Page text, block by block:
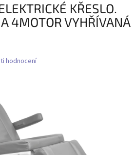
KŘESLO.
4MOTOR VYHŘÍVANÁ
hodnocení